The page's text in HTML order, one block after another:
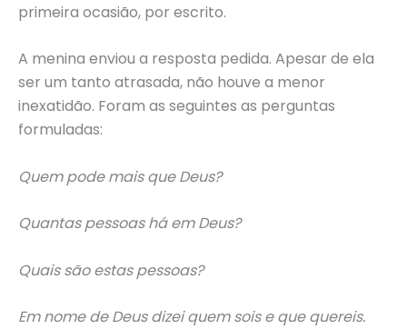
primeira ocasião, por escrito.
A menina enviou a resposta pedida. Apesar de ela
ser um tanto atrasada, não houve a menor
inexatidão. Foram as seguintes as perguntas
formuladas:
Quem pode mais que Deus?
Quantas pessoas há em Deus?
Quais são estas pessoas?
Em nome de Deus dizei quem sois e que quereis.